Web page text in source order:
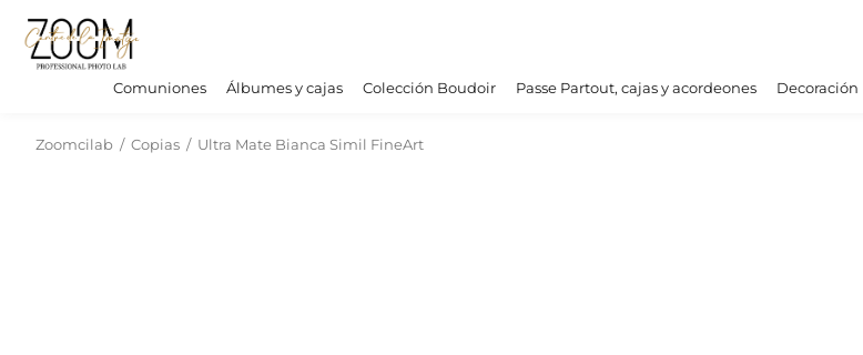
Comuniones Álbumes y cajas Colección Boudoir Passe Partout, cajas y acordeones Decoración
Zoomcilab / Copias / Ultra Mate Bianca Simil FineArt